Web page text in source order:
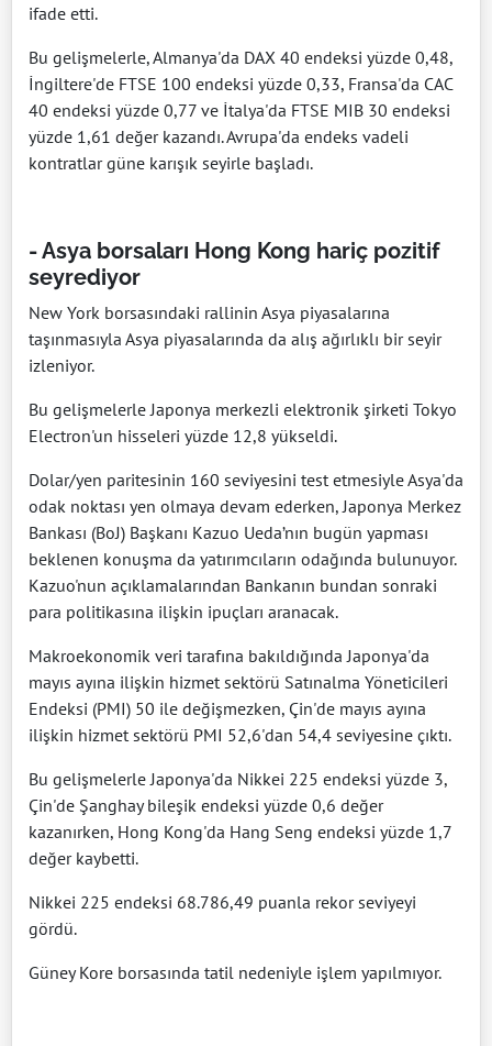
ifade etti.
Bu gelişmelerle, Almanya'da DAX 40 endeksi yüzde 0,48,
İngiltere'de FTSE 100 endeksi yüzde 0,33, Fransa'da CAC
40 endeksi yüzde 0,77 ve İtalya'da FTSE MIB 30 endeksi
yüzde 1,61 değer kazandı. Avrupa'da endeks vadeli
kontratlar güne karışık seyirle başladı.
- Asya borsaları Hong Kong hariç pozitif
seyrediyor
New York borsasındaki rallinin Asya piyasalarına
taşınmasıyla Asya piyasalarında da alış ağırlıklı bir seyir
izleniyor.
Bu gelişmelerle Japonya merkezli elektronik şirketi Tokyo
Electron'un hisseleri yüzde 12,8 yükseldi.
Dolar/yen paritesinin 160 seviyesini test etmesiyle Asya'da
odak noktası yen olmaya devam ederken, Japonya Merkez
Bankası (BoJ) Başkanı Kazuo Ueda’nın bugün yapması
beklenen konuşma da yatırımcıların odağında bulunuyor.
Kazuo'nun açıklamalarından Bankanın bundan sonraki
para politikasına ilişkin ipuçları aranacak.
Makroekonomik veri tarafına bakıldığında Japonya'da
mayıs ayına ilişkin hizmet sektörü Satınalma Yöneticileri
Endeksi (PMI) 50 ile değişmezken, Çin'de mayıs ayına
ilişkin hizmet sektörü PMI 52,6'dan 54,4 seviyesine çıktı.
Bu gelişmelerle Japonya'da Nikkei 225 endeksi yüzde 3,
Çin'de Şanghay bileşik endeksi yüzde 0,6 değer
kazanırken, Hong Kong'da Hang Seng endeksi yüzde 1,7
değer kaybetti.
Nikkei 225 endeksi 68.786,49 puanla rekor seviyeyi
gördü.
Güney Kore borsasında tatil nedeniyle işlem yapılmıyor.